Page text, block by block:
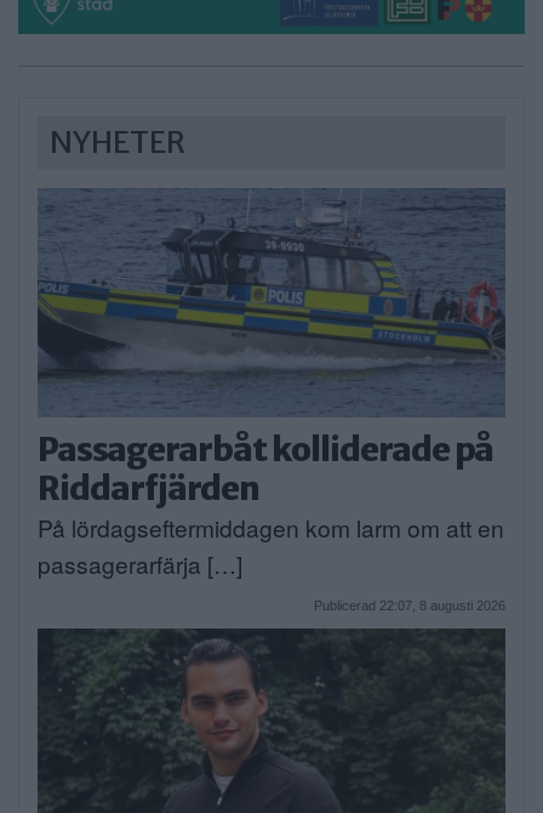
NYHETER
Passagerarbåt kolliderade på
Riddarfjärden
På lördagseftermiddagen kom larm om att en
passagerarfärja […]
Publicerad 22:07, 8 augusti 2026